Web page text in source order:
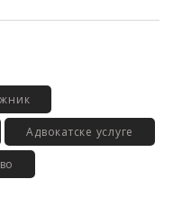
Адвокатске услуге